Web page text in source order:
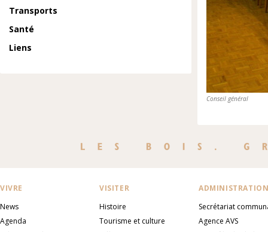
Transports
Santé
Liens
Conseil général
VIVRE
News
Agenda
VISITER
Histoire
Tourisme et culture
Secrétariat
Agence AVS